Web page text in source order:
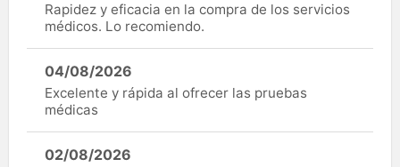
Rapidez y eficacia en la compra de los servicios
médicos. Lo recomiendo.
04/08/2026
Excelente y rápida al ofrecer las pruebas
médicas
02/08/2026